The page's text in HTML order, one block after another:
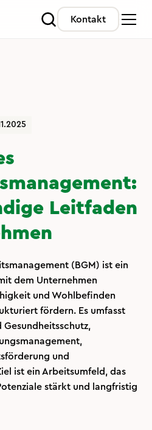
Kontakt
Leitfaden
(BGM) ist ein
dem Unternehmen
und Wohlbefinden
fördern. Es umfasst
Gesundheitsschutz,
und
ist ein Arbeitsumfeld, das
stärkt und langfristig